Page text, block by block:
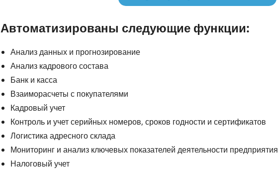
Автоматизированы следующие функции:
Анализ данных и прогнозирование
Анализ кадрового состава
Банк и касса
Взаиморасчеты с покупателями
Кадровый учет
Контроль и учет серийных номеров, сроков годности и сертификатов
Логистика адресного склада
Мониторинг и анализ ключевых показателей деятельности предприятия
Налоговый учет